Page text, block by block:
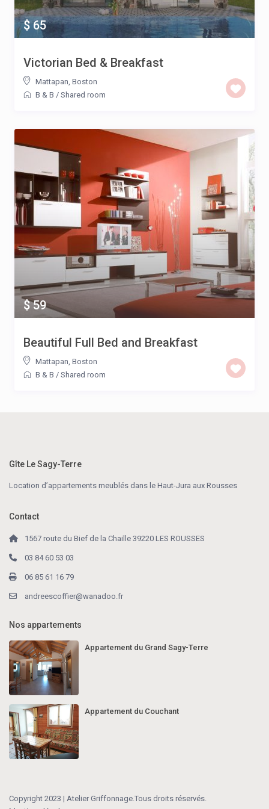
$ 65
Victorian Bed & Breakfast
Mattapan, Boston
B & B / Shared room
$ 59
Beautiful Full Bed and Breakfast
Mattapan, Boston
B & B / Shared room
Gîte Le Sagy-Terre
Location d’appartements meublés dans le Haut-Jura aux Rousses
Contact
1567 route du Bief de la Chaille 39220 LES ROUSSES
03 84 60 53 03
06 85 61 16 79
andreescoffier@wanadoo.fr
Nos appartements
Appartement du Grand Sagy-Terre
Appartement du Couchant
Copyright 2023 | Atelier Griffonnage.Tous droits réservés.